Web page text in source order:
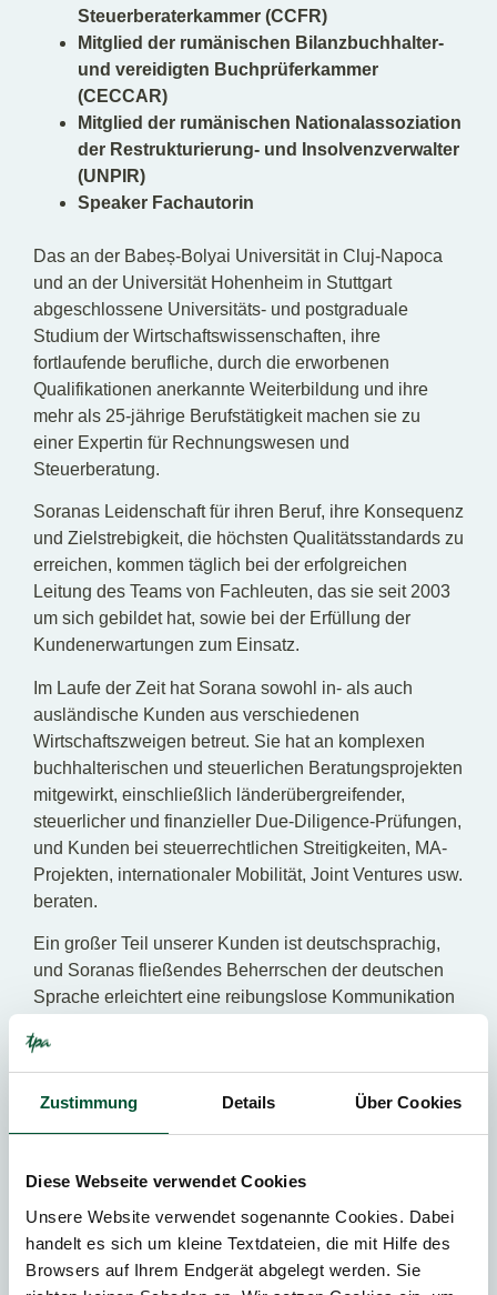
Zustimmung Details Über Cookies
Diese Webseite verwendet Cookies
Unsere Website verwendet sogenannte Cookies. Dabei
handelt es sich um kleine Textdateien, die mit Hilfe des
Browsers auf Ihrem Endgerät abgelegt werden. Sie
Steuerberaterkammer (CCFR)
Mitglied der rumänischen Bilanzbuchhalter-
und vereidigten Buchprüferkammer
(CECCAR)
Mitglied der rumänischen Nationalassoziation
der Restrukturierung- und Insolvenzverwalter
(UNPIR)
Speaker Fachautorin
Das an der Babeș-Bolyai Universität in Cluj-Napoca
und an der Universität Hohenheim in Stuttgart
abgeschlossene Universitäts- und postgraduale
Studium der Wirtschaftswissenschaften, ihre
fortlaufende berufliche, durch die erworbenen
Qualifikationen anerkannte Weiterbildung und ihre
mehr als 25-jährige Berufstätigkeit machen sie zu
einer Expertin für Rechnungswesen und
Steuerberatung.
Soranas Leidenschaft für ihren Beruf, ihre Konsequenz
und Zielstrebigkeit, die höchsten Qualitätsstandards zu
erreichen, kommen täglich bei der erfolgreichen
Leitung des Teams von Fachleuten, das sie seit 2003
um sich gebildet hat, sowie bei der Erfüllung der
Kundenerwartungen zum Einsatz.
Im Laufe der Zeit hat Sorana sowohl in- als auch
ausländische Kunden aus verschiedenen
Wirtschaftszweigen betreut. Sie hat an komplexen
buchhalterischen und steuerlichen Beratungsprojekten
mitgewirkt, einschließlich länderübergreifender,
steuerlicher und finanzieller Due-Diligence-Prüfungen,
und Kunden bei steuerrechtlichen Streitigkeiten, MA-
Projekten, internationaler Mobilität, Joint Ventures usw.
beraten.
Ein großer Teil unserer Kunden ist deutschsprachig,
und Soranas fließendes Beherrschen der deutschen
Sprache erleichtert eine reibungslose Kommunikation
von der Bilanzbuchhalter- und vereidigten
Steuerwesen sowie von verschiedenen ausländischen
Steuerseminare. Überdies ist sie als Rednerin zu
Steuerthemen auf diversen Fachkonferenzen aktiv.